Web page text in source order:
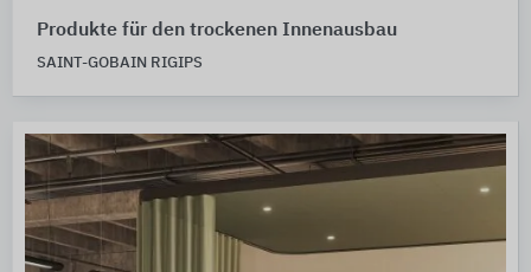
Produkte für den trockenen Innenausbau
SAINT-GOBAIN RIGIPS